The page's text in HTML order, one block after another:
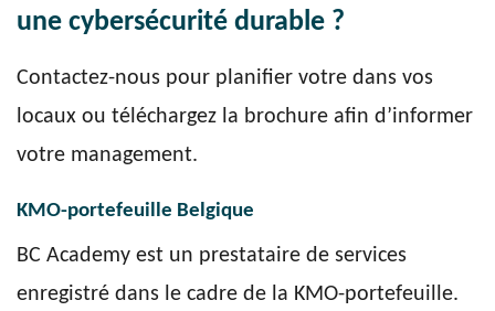
une cybersécurité durable ?
Contactez-nous pour planifier votre dans vos
locaux ou téléchargez la brochure afin d’informer
votre management.
KMO-portefeuille Belgique
BC Academy est un prestataire de services
enregistré dans le cadre de la KMO-portefeuille.